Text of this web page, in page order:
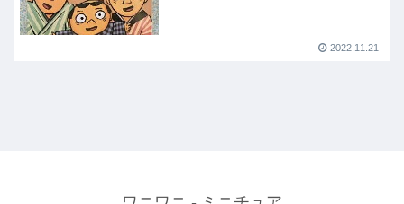
2022.11.21